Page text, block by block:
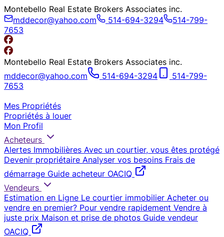
Montebello Real Estate Brokers Associates inc.
mddecor@yahoo.com
514-694-3294
514-799-
7653
Montebello Real Estate Brokers Associates inc.
mddecor@yahoo.com
514-694-3294
514-799-
7653
Mes Propriétés
Propriétés à louer
Mon Profil
Acheteurs
Alertes Immobilières Avec un courtier, vous êtes protégé
Devenir propriétaire Analyser vos besoins Frais de
démarrage Guide acheteur OACIQ
Vendeurs
Estimation en Ligne Le courtier immobilier Acheter ou
vendre en premier? Pour vendre rapidement Vendre à
juste prix Maison et prise de photos Guide vendeur
OACIQ